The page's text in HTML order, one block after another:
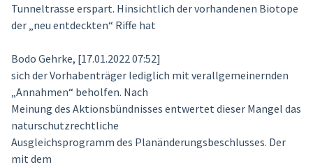
Tunneltrasse erspart. Hinsichtlich der vorhandenen Biotope
der „neu entdeckten“ Riffe hat
Bodo Gehrke, [17.01.2022 07:52]
sich der Vorhabenträger lediglich mit verallgemeinernden
„Annahmen“ beholfen. Nach
Meinung des Aktionsbündnisses entwertet dieser Mangel das
naturschutzrechtliche
Ausgleichsprogramm des Planänderungsbeschlusses. Der
mit dem